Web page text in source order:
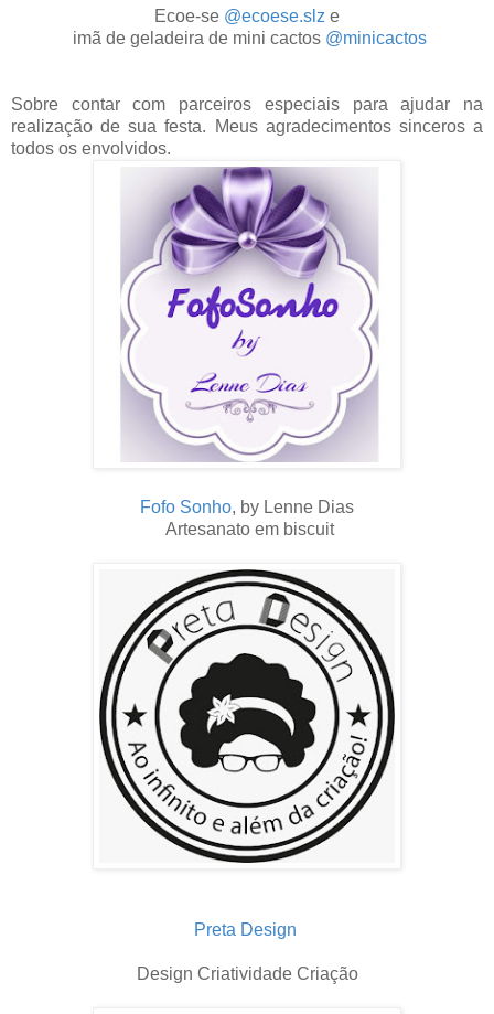
Ecoe-se @ecoese.slz e
imã de geladeira de mini cactos @minicactos
Sobre contar com parceiros especiais para ajudar na
realização de sua festa. Meus agradecimentos sinceros a
todos os envolvidos.
Fofo Sonho, by Lenne Dias
Artesanato em biscuit
Preta Design
Design Criatividade Criação